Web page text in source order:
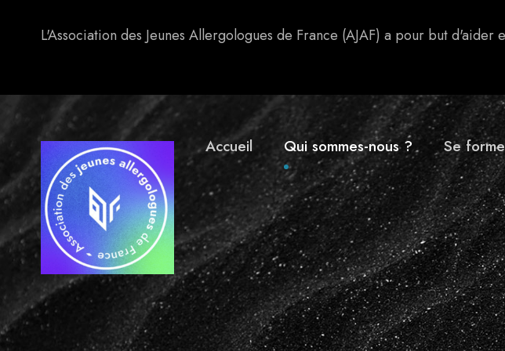
L'Association des Jeunes Allergologues de France (AJAF) a pour but
Accueil Qui sommes-nous ? Se